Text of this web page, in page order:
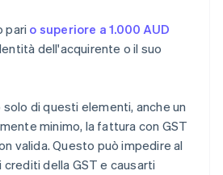
pari o superiore a 1.000 AUD
dell'acquirente o il suo
solo di questi elementi, anche un
minimo, la fattura con GST
valida. Questo può impedire al
della GST e causarti